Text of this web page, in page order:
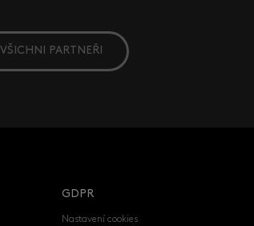
VŠICHNI PARTNEŘI
GDPR
Nastavení cookies